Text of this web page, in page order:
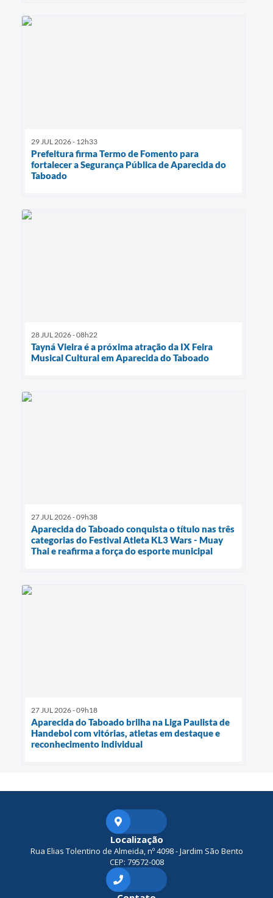
29 JUL 2026 - 12h33
Prefeitura firma Termo de Fomento para
fortalecer a Segurança Pública de Aparecida do
Taboado
28 JUL 2026 - 08h22
Tayná Vieira é a próxima atração da IX Feira
Musical Cultural em Aparecida do Taboado
27 JUL 2026 - 09h38
Aparecida do Taboado conquista o título nas três
categorias do Festival Atleta KL3 Wars - Muay
Thai e reafirma a força do esporte municipal
27 JUL 2026 - 09h18
Aparecida do Taboado brilha na Liga Paulista de
Handebol com vitórias, atletas em destaque e
reconhecimento individual
Localização
Rua Elias Tolentino de Almeida, nº 4098 - Jardim São Bento
CEP: 79572-008